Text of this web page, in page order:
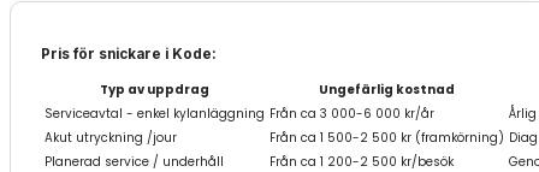
Pris för snickare i Kode:
Typ av uppdrag
Ungefärlig kostnad
Serviceavtal - enkel kylanläggning Från ca 3 000-6 000 kr/år
Akut utryckning /jour
Från ca 1 500-2 500 kr (framkörning)
Planerad service / underhåll
Från ca 1 200-2 500 kr/besök